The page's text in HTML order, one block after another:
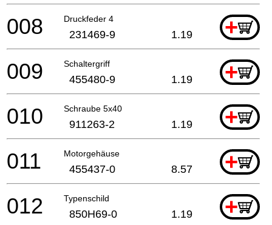
Druckfeder 4 +
008 231469-9 1.19
Schaltergriff +
009 455480-9 1.19
Schraube 5x40 +
010 911263-2 1.19
Motorgehäuse +
011 455437-0 8.57
Typenschild +
012 850H69-0 1.19